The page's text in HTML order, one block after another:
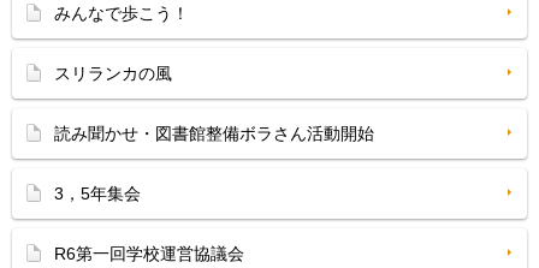
みんなで歩こう！
スリランカの風
読み聞かせ・図書館整備ボラさん活動開始
3，5年集会
R6第一回学校運営協議会